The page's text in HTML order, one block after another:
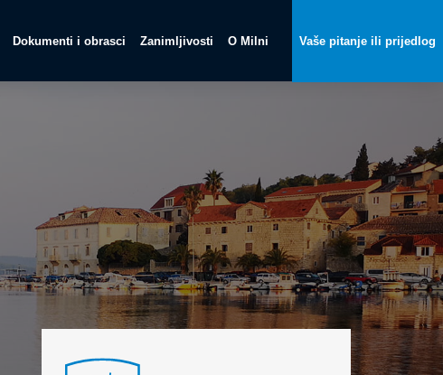
Dokumenti i obrasci Zanimljivosti O Milni Vaše pitanje ili prijedlog